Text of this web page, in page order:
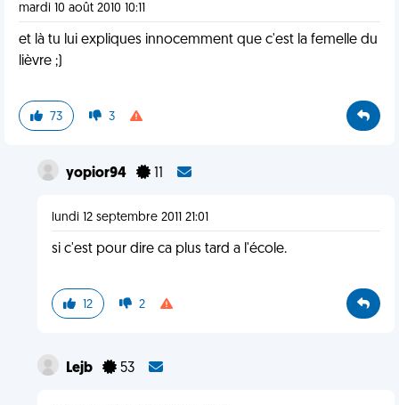
mardi 10 août 2010 10:11
et là tu lui expliques innocemment que c'est la femelle du
lièvre ;)
73 3
yopior94 11
lundi 12 septembre 2011 21:01
si c'est pour dire ca plus tard a l'école.
12 2
Lejb 53